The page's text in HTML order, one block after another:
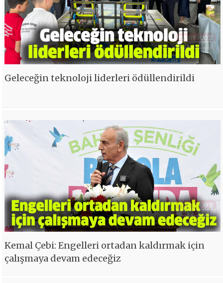
Geleceğin teknoloji liderleri ödüllendirildi
Kemal Çebi: Engelleri ortadan kaldırmak için
çalışmaya devam edeceğiz